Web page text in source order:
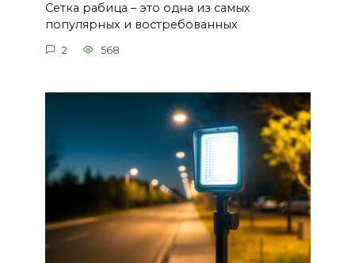
Сетка рабица – это одна из самых
популярных и востребованных
2 568